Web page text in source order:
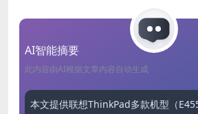
AI智能摘要
此内容由AI根据文章内容自动生成
本文提供联想ThinkPad多款机型（